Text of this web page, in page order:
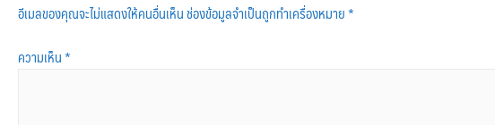
อีเมลของคุณจะไม่แสดงให้คนอื่นเห็นช่องข้อมูลจำเป็นถูกทำเครื่องหมาย*
ความเห็น*